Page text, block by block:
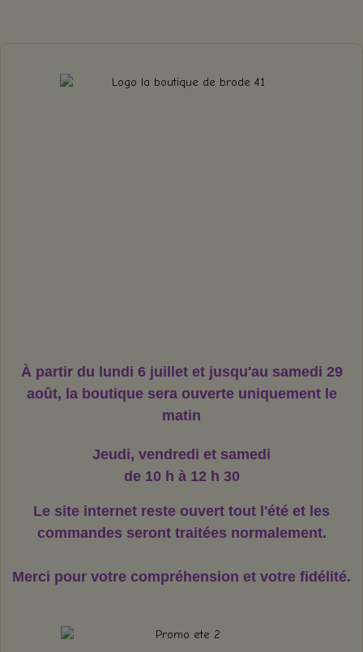
À partir du lundi 6 juillet et jusqu'au samedi 29
août, la boutique sera ouverte uniquement le
matin
Jeudi, vendredi et samedi
de 10 h à 12 h 30
Le site internet reste ouvert tout l'été et les
commandes seront traitées normalement.
Merci pour votre compréhension et votre fidélité.